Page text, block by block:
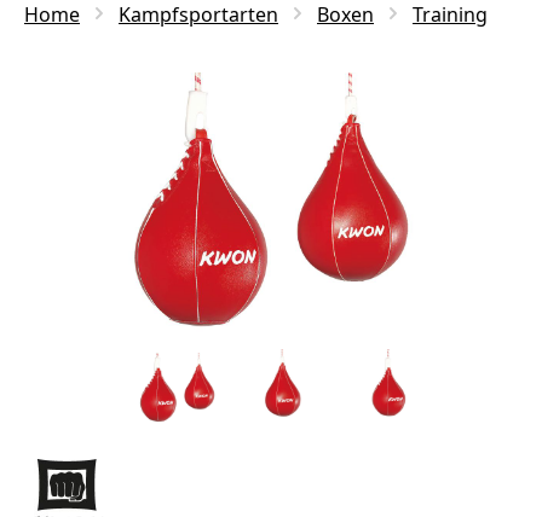
Home Kampfsportarten Boxen Training
Bildergalerie überspringen